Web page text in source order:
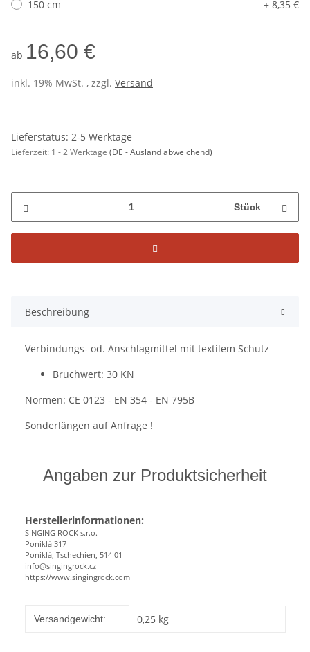
150 cm
+ 8,35 €
ab 16,60 €
inkl. 19% MwSt. , zzgl. Versand
Lieferstatus: 2-5 Werktage
Lieferzeit: 1 - 2 Werktage (DE - Ausland abweichend)
Stück
Beschreibung
Verbindungs- od. Anschlagmittel mit textilem Schutz
Bruchwert: 30 KN
Normen: CE 0123 - EN 354 - EN 795B
Sonderlängen auf Anfrage !
Angaben zur Produktsicherheit
Herstellerinformationen:
SINGING ROCK s.r.o.
Poniklá 317
Poniklá, Tschechien, 514 01
info@singingrock.cz
https://www.singingrock.com
Produkteigenschaft
Wert
Versandgewicht: 0,25 kg